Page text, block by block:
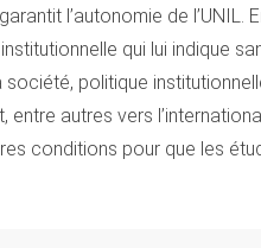
l’autonomie de
qui lui indique
politique
entre autres vers
conditions pour que les